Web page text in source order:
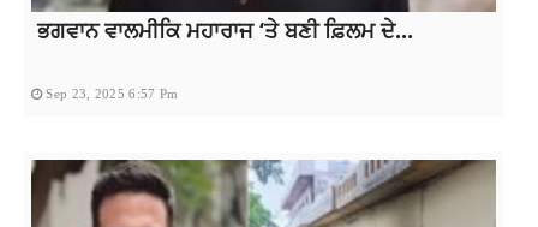
ਭਗਵਾਨ ਵਾਲਮੀਕਿ ਮਹਾਰਾਜ ‘ਤੇ ਬਣੀ ਫ਼ਿਲਮ ਦੇ...
Sep 23, 2025 6:57 Pm